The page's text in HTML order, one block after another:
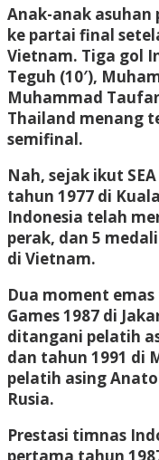
Anak-anak
ke partai final
Vietnam. Tiga gol
Teguh (10′),
Muhammad
Thailand menang
semifinal.
Nah, sejak ikut
tahun 1977 di
Indonesia telah
perak, dan 5
di Vietnam.
Dua moment
Games 1987 di
ditangani pelatih
dan tahun 1991 di
pelatih asing
Rusia.
Prestasi timnas
pertama tahun